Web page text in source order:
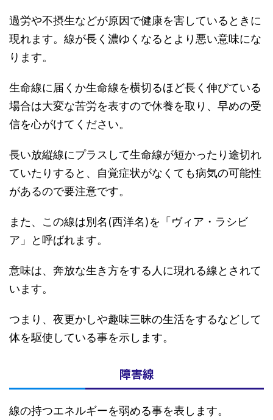
過労や不摂生などが原因で健康を害しているときに
現れます。線が長く濃ゆくなるとより悪い意味にな
ります。
生命線に届くか生命線を横切るほど長く伸びている
場合は大変な苦労を表すので休養を取り、早めの受
信を心がけてください。
長い放縦線にプラスして生命線が短かったり途切れ
ていたりすると、自覚症状がなくても病気の可能性
があるので要注意です。
また、この線は別名(西洋名)を「ヴィア・ラシビ
ア」と呼ばれます。
意味は、奔放な生き方をする人に現れる線とされて
います。
つまり、夜更かしや趣味三昧の生活をするなどして
体を駆使している事を示します。
障害線
線の持つエネルギーを弱める事を表します。